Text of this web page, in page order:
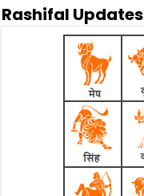
Rashifal Updates